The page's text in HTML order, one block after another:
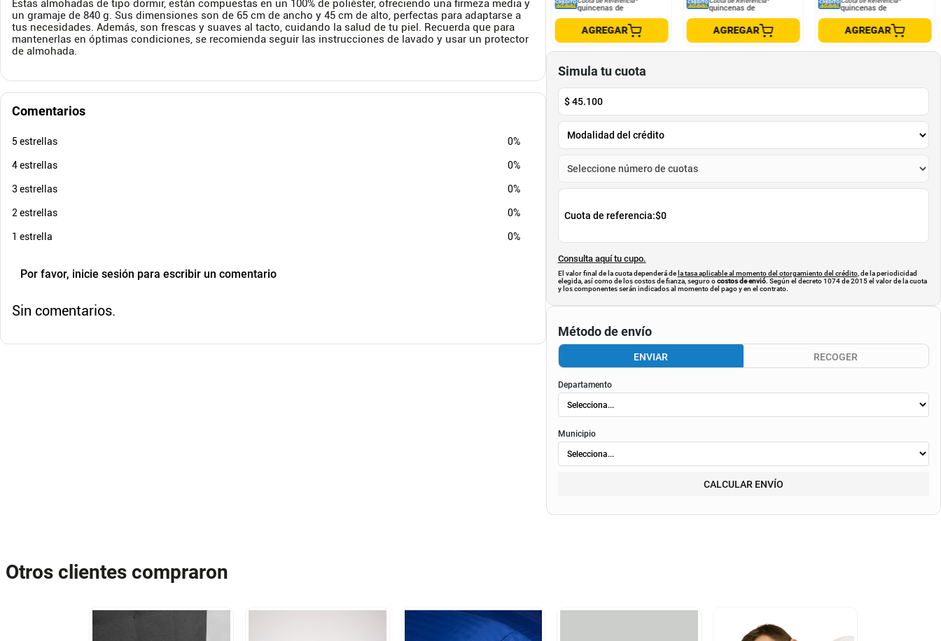
Estas almohadas de tipo dormir, están compuestas en un 100% de poliéster, ofreciendo una firmeza media y
un gramaje de 840 g. Sus dimensiones son de 65 cm de ancho y 45 cm de alto, perfectas para adaptarse a
tus necesidades. Además, son frescas y suaves al tacto, cuidando la salud de tu piel. Recuerda que para
mantenerlas en óptimas condiciones, se recomienda seguir las instrucciones de lavado y usar un protector
de almohada.
Comentarios
5 estrellas 0%
4 estrellas 0%
3 estrellas 0%
2 estrellas 0%
1 estrella 0%
Por favor, inicie sesión para escribir un comentario
Sin comentarios.
quincenas de
AGREGAR
quincenas de
AGREGAR
quincenas de
AGREGAR
quincenas de
AGREGAR
quincenas de
AGREGAR
quincenas de
AGREGAR
Simula tu cuota
$45.100
Cuota de referencia:$0
Consulta aquí tu cupo.
El valor final de la cuota dependerá de la tasa aplicable al momento del otorgamiento del crédito, de la periodicidad
elegida, así como de los costos de fianza, seguro ocostos de envió. Según el decreto 1074 de 2015 el valor de la cuota
y los componentes serán indicados al momento del pago y en el contrato.
Método de envío
ENVIAR RECOGER
Departamento
Municipio
CALCULAR ENVÍO
Otros clientes compraron